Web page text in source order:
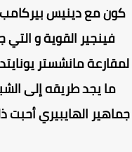
مع دينيس بيركامب
فينجير القوية و التي
مانشستر يونايتد
ما يجد طريقه إلى
الهايبيري أحبت